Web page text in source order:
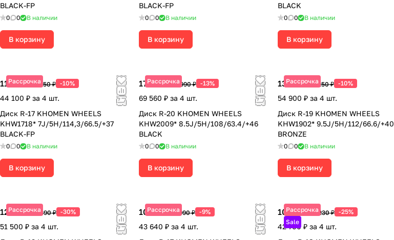
BLACK-FP
0 0 В наличии
В корзину
BLACK-FP
0 0 В наличии
В корзину
BLACK
0 0 В наличии
В корзину
Рассрочка
11 025 ₽12 250 ₽ -10%
44 100 ₽ за 4 шт.
Диск R-17 KHOMEN WHEELS
KHW1718* 7J/5H/114,3/66.5/+37
BLACK-FP
0 0 В наличии
В корзину
Рассрочка
17 390 ₽19 990 ₽ -13%
69 560 ₽ за 4 шт.
Диск R-20 KHOMEN WHEELS
KHW2009* 8.5J/5H/108/63.4/+46
BLACK
0 0 В наличии
В корзину
Рассрочка
13 725 ₽15 250 ₽ -10%
54 900 ₽ за 4 шт.
Диск R-19 KHOMEN WHEELS
KHW1902* 9.5J/5H/112/66.6/+40
BRONZE
0 0 В наличии
В корзину
Рассрочка
12 875 ₽18 390 ₽ -30%
51 500 ₽ за 4 шт.
Рассрочка
10 910 ₽11 990 ₽ -9%
43 640 ₽ за 4 шт.
Рассрочка
Sale
10 675 ₽14 230 ₽ -25%
42 700 ₽ за 4 шт.